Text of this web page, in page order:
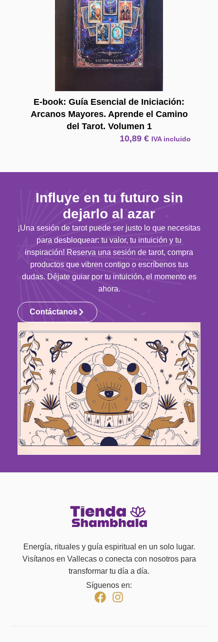
E-book: Guía Esencial de Iniciación:
Arcanos Mayores. Aprende el Camino
del Tarot. Volumen 1
10,89€ IVA incluido
Influye en tu futuro sin
dejarlo al azar
¡Una sesión de tarot puede ser justo lo que necesitas
para desbloquear: tu valor, tu intuición y tu
inspiración! Reserva una sesión de tarot, compra
productos que vibren contigo o escríbenos tus
dudas. Déjate guiar por tu intuición, el momento es
ahora.
Contáctanos
Energía, rituales y guía espiritual en un solo lugar.
Visítanos en Vallecas o conecta con nosotros para
transformar tu día a día.
Síguenos en: